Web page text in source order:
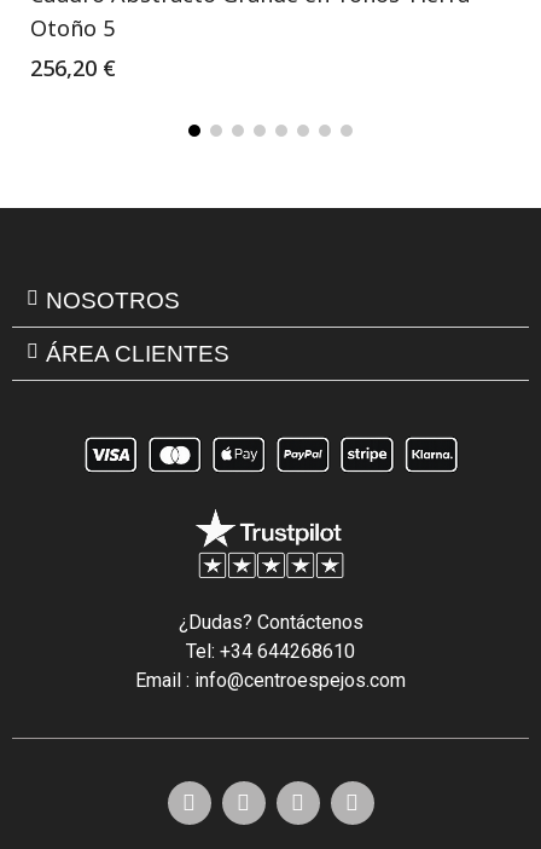
Otoño 5
256,20 €
NOSOTROS
ÁREA CLIENTES
¿Dudas? Contáctenos
Tel: +34 644268610
Email : info@centroespejos.com